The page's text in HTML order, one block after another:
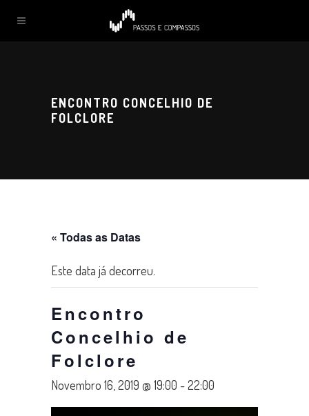
ENCONTRO CONCELHIO DE
FOLCLORE
« Todas as Datas
Este data já decorreu.
Encontro
Concelhio de
Folclore
Novembro 16, 2019 @ 19:00 -22:00